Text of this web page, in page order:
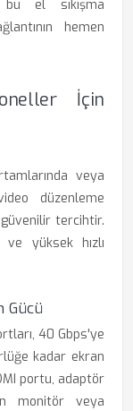
el sıkışma
hemen
İçin
veya
düzenleme
tercihtir.
yüksek hızlı
Gücü
40 Gbps'ye
kadar ekran
portu, adaptör
monitör veya